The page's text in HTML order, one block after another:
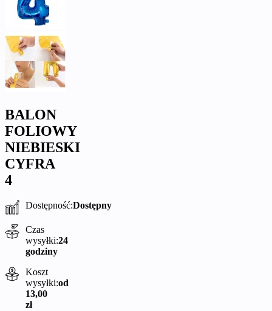
BALON
FOLIOWY
NIEBIESKI
CYFRA
4
Dostępność:Dostępny
Czas
wysyłki:24
godziny
Koszt
wysyłki:od
13,00
zł